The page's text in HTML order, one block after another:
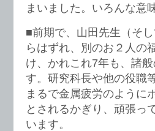
まいました。いろんな意
■前期で、山田先生（そ
らはずれ、別のお２人の
け、かれこれ7年も、諸
す。研究科長や他の役職
まるで金属疲労のように
とされるかぎり、頑張っ
います。